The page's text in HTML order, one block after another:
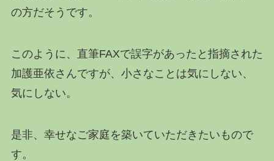
の方だそうです。
このように、直筆FAXで誤字があったと指摘された
加護亜依さんですが、小さなことは気にしない、
気にしない。
是非、幸せなご家庭を築いていただきたいもので
す。